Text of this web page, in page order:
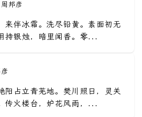
邦彦
来伴冰霜。洗尽铅黄。素面初无
持银烛，暗里闻香。零...
阳占立青芜地。樊川照日，灵关
传火楼台，妒花风雨，...